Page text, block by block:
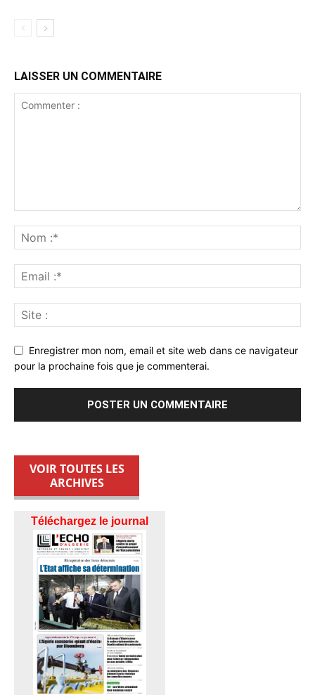
LAISSER UN COMMENTAIRE
Enregistrer mon nom, email et site web dans ce navigateur
pour la prochaine fois que je commenterai.
VOIR TOUTES LES
ARCHIVES